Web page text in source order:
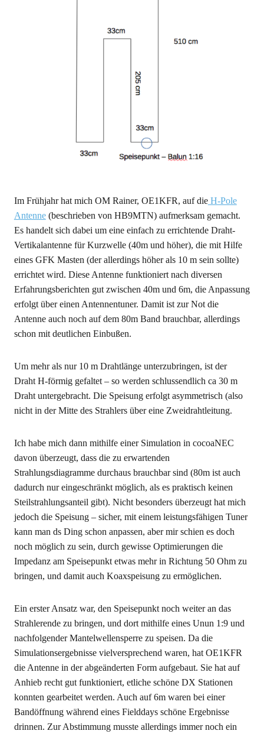
Im Frühjahr hat mich OM Rainer, OE1KFR, auf dieH-Pole
Antenne(beschrieben von HB9MTN) aufmerksam gemacht.
Es handelt sich dabei um eine einfach zu errichtende Draht-
Vertikalantenne für Kurzwelle (40m und höher), die mit Hilfe
eines GFK Masten (der allerdings höher als 10 m sein sollte)
errichtet wird. Diese Antenne funktioniert nach diversen
Erfahrungsberichten gut zwischen 40m und 6m, die Anpassung
erfolgt über einen Antennentuner. Damit ist zur Not die
Antenne auch noch auf dem 80m Band brauchbar, allerdings
schon mit deutlichen Einbußen.
Um mehr als nur 10 m Drahtlänge unterzubringen, ist der
Draht H-förmig gefaltet – so werden schlussendlich ca 30 m
Draht untergebracht. Die Speisung erfolgt asymmetrisch (also
nicht in der Mitte des Strahlers über eine Zweidrahtleitung.
Ich habe mich dann mithilfe einer Simulation in cocoaNEC
davon überzeugt, dass die zu erwartenden
Strahlungsdiagramme durchaus brauchbar sind (80m ist auch
dadurch nur eingeschränkt möglich, als es praktisch keinen
Steilstrahlungsanteil gibt). Nicht besonders überzeugt hat mich
jedoch die Speisung – sicher, mit einem leistungsfähigen Tuner
kann man ds Ding schon anpassen, aber mir schien es doch
noch möglich zu sein, durch gewisse Optimierungen die
Impedanz am Speisepunkt etwas mehr in Richtung 50 Ohm zu
bringen, und damit auch Koaxspeisung zu ermöglichen.
Ein erster Ansatz war, den Speisepunkt noch weiter an das
Strahlerende zu bringen, und dort mithilfe eines Unun 1:9 und
nachfolgender Mantelwellensperre zu speisen. Da die
Simulationsergebnisse vielversprechend waren, hat OE1KFR
die Antenne in der abgeänderten Form aufgebaut. Sie hat auf
Anhieb recht gut funktioniert, etliche schöne DX Stationen
konnten gearbeitet werden. Auch auf 6m waren bei einer
Bandöffnung während eines Fielddays schöne Ergebnisse
drinnen. Zur Abstimmung musste allerdings immer noch ein